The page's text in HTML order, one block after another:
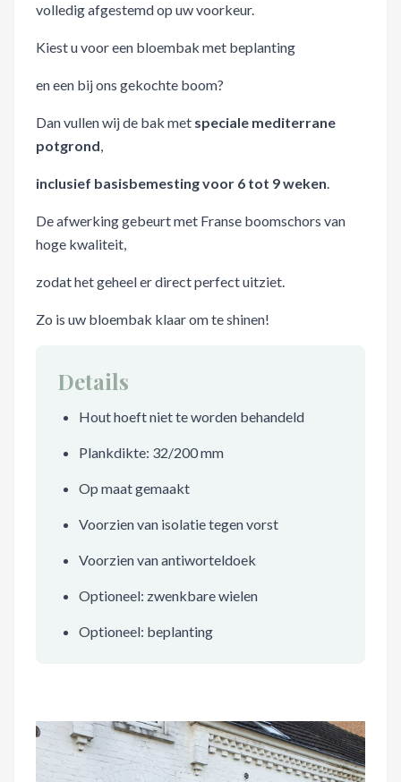
volledig afgestemd op uw voorkeur.
Kiest u voor een bloembak met beplanting
en een bij ons gekochte boom?
Dan vullen wij de bak met speciale mediterrane
potgrond,
inclusief basisbemesting voor 6 tot 9 weken.
De afwerking gebeurt met Franse boomschors van
hoge kwaliteit,
zodat het geheel er direct perfect uitziet.
Zo is uw bloembak klaar om te shinen!
Details
Hout hoeft niet te worden behandeld
Plankdikte: 32/200 mm
Op maat gemaakt
Voorzien van isolatie tegen vorst
Voorzien van antiworteldoek
Optioneel: zwenkbare wielen
Optioneel: beplanting